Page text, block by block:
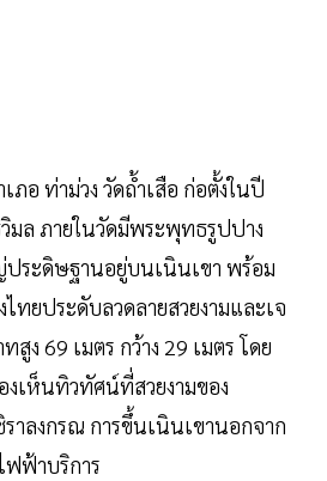
ภอ ท่าม่วง วัดถ้ำเสือ ก่อตั้งในปี
มล ภายในวัดมีพระพุทธรูปปาง
ระดิษฐานอยู่บนเนินเขา พร้อม
ทยประดับลวดลายสวยงามและเจ
ง 69 เมตร กว้าง 29 เมตร โดย
งเห็นทิวทัศน์ที่สวยงามของ
าลงกรณ การขึ้นเนินเขานอกจาก
ฟฟ้าบริการ